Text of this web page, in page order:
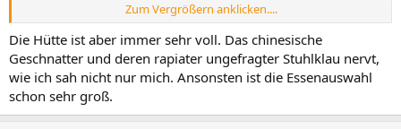
Das kann man dann schön im nahegelegenen Park mit einem
Zigarettchen genießen.
Ist vielleicht alles in allem nicht so gemütlich, aber eine gewisse Zeit
kann man da unten ganz gut verbringen.
Zum Vergrößern anklicken....
Die Hütte ist aber immer sehr voll. Das chinesische
Geschnatter und deren rapiater ungefragter Stuhlklau nervt,
wie ich sah nicht nur mich. Ansonsten ist die Essenauswahl
schon sehr groß.